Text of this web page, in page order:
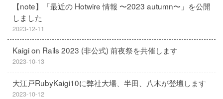
【note】「最近の Hotwire 情報 〜2023 autumn〜」を公開
しました
2023-12-11
Kaigi on Rails 2023 (非公式) 前夜祭を共催します
2023-10-13
大江戸RubyKaigi10に弊社大場、半田、八木が登壇します
2023-10-12